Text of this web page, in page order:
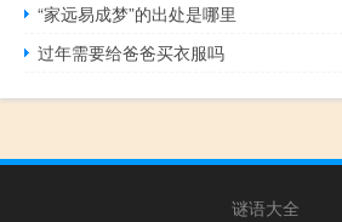
“家远易成梦”的出处是哪里
过年需要给爸爸买衣服吗
谜语大全